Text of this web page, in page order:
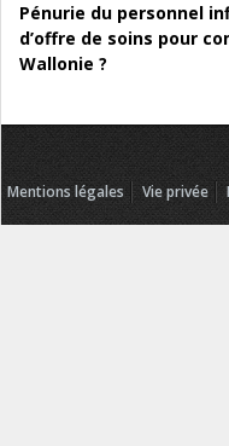
Pénurie du personnel
d’offre de soins pour
Wallonie ?
Mentions légales Vie privée